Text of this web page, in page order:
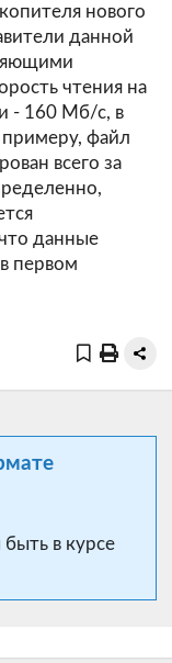
нового
данной
чтения на
- 160 Мб/с, в
файл
всего за
данные
первом
в курсе